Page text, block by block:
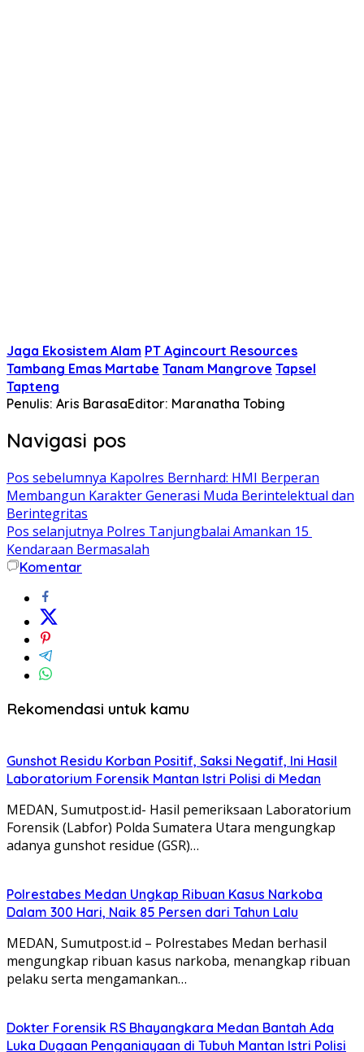
Jaga Ekosistem Alam PT Agincourt Resources
Tambang Emas Martabe Tanam Mangrove Tapsel
Tapteng
Penulis: Aris BarasaEditor: Maranatha Tobing
Navigasi pos
Pos sebelumnya Kapolres Bernhard: HMI Berperan
Membangun Karakter Generasi Muda Berintelektual dan
Berintegritas
Pos selanjutnya Polres Tanjungbalai Amankan 15
Kendaraan Bermasalah
Komentar
Rekomendasi untuk kamu
Gunshot Residu Korban Positif, Saksi Negatif, Ini Hasil
Laboratorium Forensik Mantan Istri Polisi di Medan
MEDAN, Sumutpost.id- Hasil pemeriksaan Laboratorium
Forensik (Labfor) Polda Sumatera Utara mengungkap
adanya gunshot residue (GSR)…
Polrestabes Medan Ungkap Ribuan Kasus Narkoba
Dalam 300 Hari, Naik 85 Persen dari Tahun Lalu
MEDAN, Sumutpost.id – Polrestabes Medan berhasil
mengungkap ribuan kasus narkoba, menangkap ribuan
pelaku serta mengamankan…
Dokter Forensik RS Bhayangkara Medan Bantah Ada
Luka Dugaan Penganiayaan di Tubuh Mantan Istri Polisi